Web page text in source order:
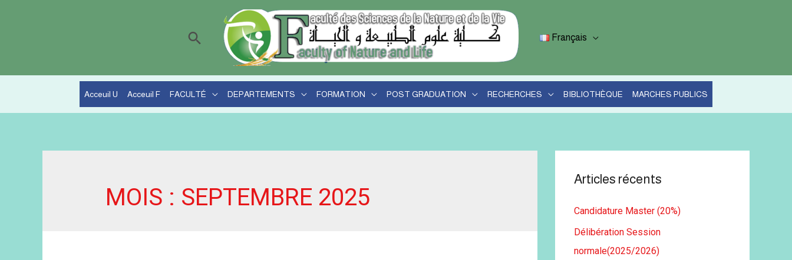
Rechercher Français
Acceuil U Acceuil F FACULTÉ DEPARTEMENTS FORMATION POST GRADUATION RECHERCHES BIBLIOTHÈQUE MARCHES PUBLICS
MOIS : SEPTEMBRE 2025
Articles récents
Candidature Master (20%)
Délibération Session
normale(2025/2026)